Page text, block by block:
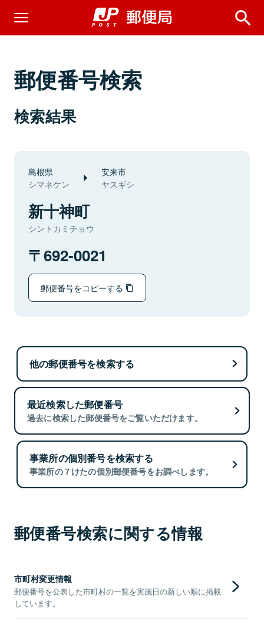
郵便番号検索
検索結果
島根県
シマネケン
安来市
ヤスギシ
新十神町
シントカミチョウ
692-0021
郵便番号をコピーする
他の郵便番号を検索する
最近検索した郵便番号
過去に検索した郵便番号をご覧いただけます。
事業所の個別番号を検索する
事業所の７けたの個別郵便番号をお調べします。
郵便番号検索に関する情報
市町村変更情報
郵便番号を公表した市町村の一覧を実施日の新しい順に掲載
しています。